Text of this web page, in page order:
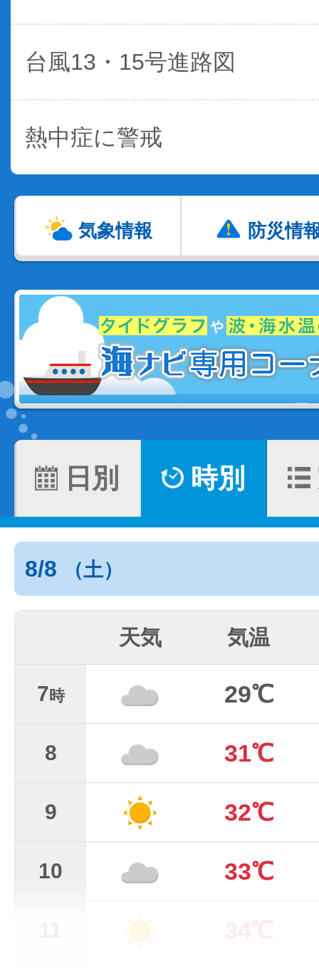
台風13・15号進路図
熱中症に警戒
気象情報 防災情
日別 時別
8/8 （土）
天気 気温
7時 29℃
8 31℃
9 32℃
10 33℃